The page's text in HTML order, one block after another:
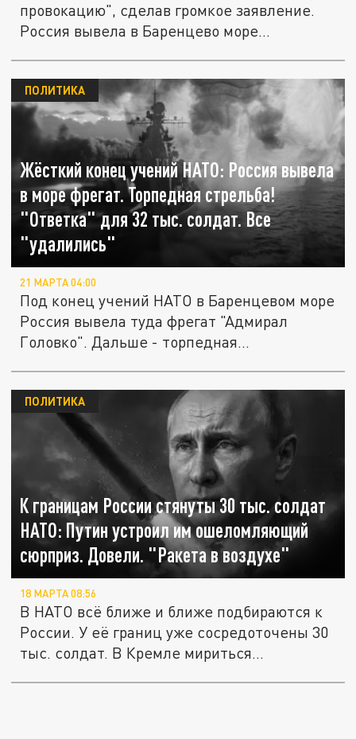
провокацию", сделав громкое заявление.
Россия вывела в Баренцево море...
Жёсткий конец учений НАТО: Россия вывела
в море фрегат. Торпедная стрельба!
"Ответка" для 32 тыс. солдат. Все
"удалились"
ПОЛИТИКА
21 МАРТА 04:00
Под конец учений НАТО в Баренцевом море
Россия вывела туда фрегат "Адмирал
Головко". Дальше - торпедная...
К границам России стянуты 30 тыс. солдат
НАТО: Путин устроил им ошеломляющий
сюрприз. Довели. "Ракета в воздухе"
ПОЛИТИКА
18 МАРТА 08:56
В НАТО всё ближе и ближе подбираются к
России. У её границ уже сосредоточены 30
тыс. солдат. В Кремле мириться...